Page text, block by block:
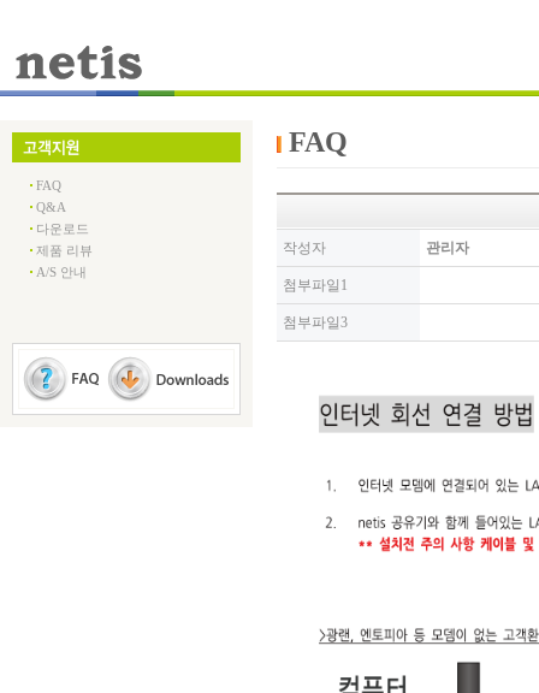
FAQ
Q&A
다운로드
제품 리뷰
A/S 안내
FAQ
작성자 관리자
첨부파일1
첨부파일3